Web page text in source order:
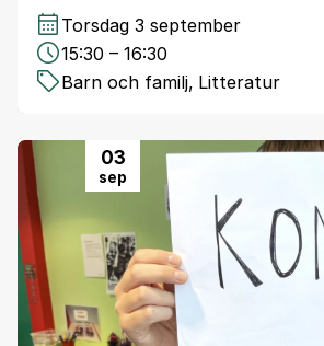
Torsdag 3 september
15:30 – 16:30
Barn och familj, Litteratur
03
sep